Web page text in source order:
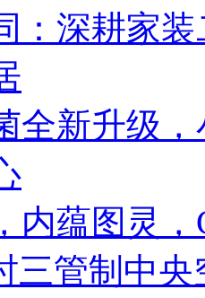
：深耕家
全新升级
内蕴图灵
三管制中央